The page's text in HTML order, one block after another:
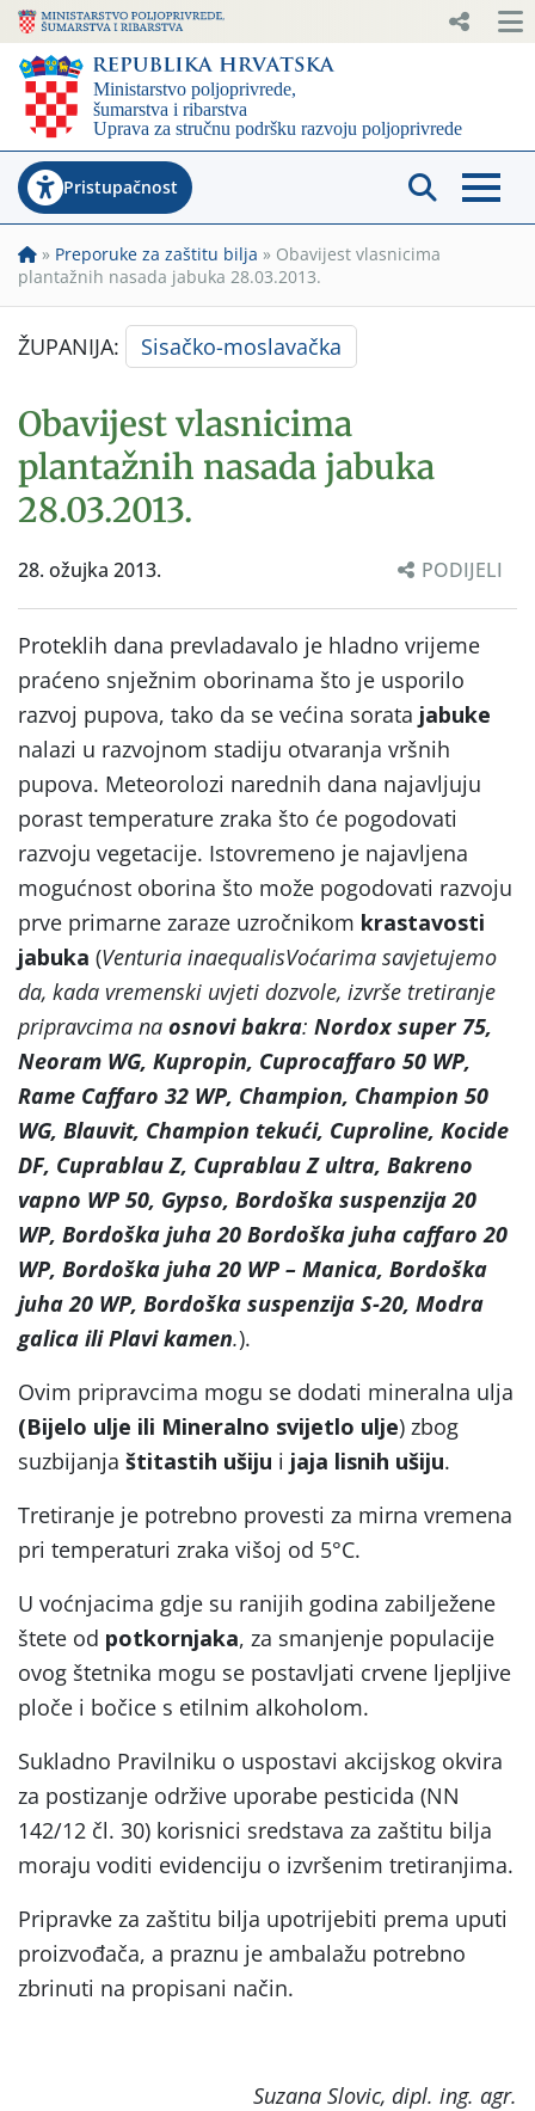
Pristupačnost
» Preporuke za zaštitu bilja » Obavijest vlasnicima
plantažnih nasada jabuka 28.03.2013.
ŽUPANIJA: Sisačko-moslavačka
Obavijest vlasnicima
plantažnih nasada jabuka
28.03.2013.
28. ožujka 2013. PODIJELI
Proteklih dana prevladavalo je hladno vrijeme
praćeno snježnim oborinama što je usporilo
razvoj pupova, tako da se većina sorata jabuke
nalazi u razvojnom stadiju otvaranja vršnih
pupova. Meteorolozi narednih dana najavljuju
porast temperature zraka što će pogodovati
razvoju vegetacije. Istovremeno je najavljena
mogućnost oborina što može pogodovati razvoju
prve primarne zaraze uzročnikom krastavosti
jabuka (Venturia inaequalisVoćarima savjetujemo
da, kada vremenski uvjeti dozvole, izvrše tretiranje
pripravcima na osnovi bakra: Nordox super 75,
Neoram WG, Kupropin, Cuprocaffaro 50 WP,
Rame Caffaro 32 WP, Champion, Champion 50
WG, Blauvit, Champion tekući, Cuproline, Kocide
DF, Cuprablau Z, Cuprablau Z ultra, Bakreno
vapno WP 50, Gypso, Bordoška suspenzija 20
WP, Bordoška juha 20 Bordoška juha caffaro 20
WP, Bordoška juha 20 WP – Manica, Bordoška
juha 20 WP, Bordoška suspenzija S-20, Modra
galica ili Plavi kamen.).
Ovim pripravcima mogu se dodati mineralna ulja
(Bijelo ulje ili Mineralno svijetlo ulje) zbog
suzbijanja štitastih ušiju i jaja lisnih ušiju.
Tretiranje je potrebno provesti za mirna vremena
pri temperaturi zraka višoj od 5°C.
U voćnjacima gdje su ranijih godina zabilježene
štete od potkornjaka, za smanjenje populacije
ovog štetnika mogu se postavljati crvene ljepljive
ploče i bočice s etilnim alkoholom.
Sukladno Pravilniku o uspostavi akcijskog okvira
za postizanje održive uporabe pesticida (NN
142/12 čl. 30) korisnici sredstava za zaštitu bilja
moraju voditi evidenciju o izvršenim tretiranjima.
Pripravke za zaštitu bilja upotrijebiti prema uputi
proizvođača, a praznu je ambalažu potrebno
zbrinuti na propisani način.
Suzana Slovic, dipl. ing. agr.